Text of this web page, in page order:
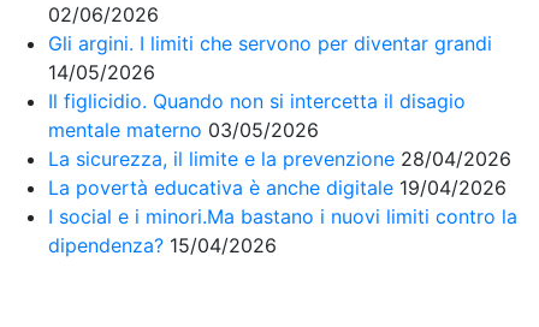
02/06/2026
Gli argini. I limiti che servono per diventar grandi
14/05/2026
Il figlicidio. Quando non si intercetta il disagio
mentale materno 03/05/2026
La sicurezza, il limite e la prevenzione 28/04/2026
La povertà educativa è anche digitale 19/04/2026
I social e i minori.Ma bastano i nuovi limiti contro la
dipendenza? 15/04/2026